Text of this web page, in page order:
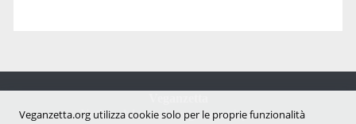
Notizie dal mondo vegan e antispecista
Veganzetta.org utilizza cookie solo per le proprie funzionalità